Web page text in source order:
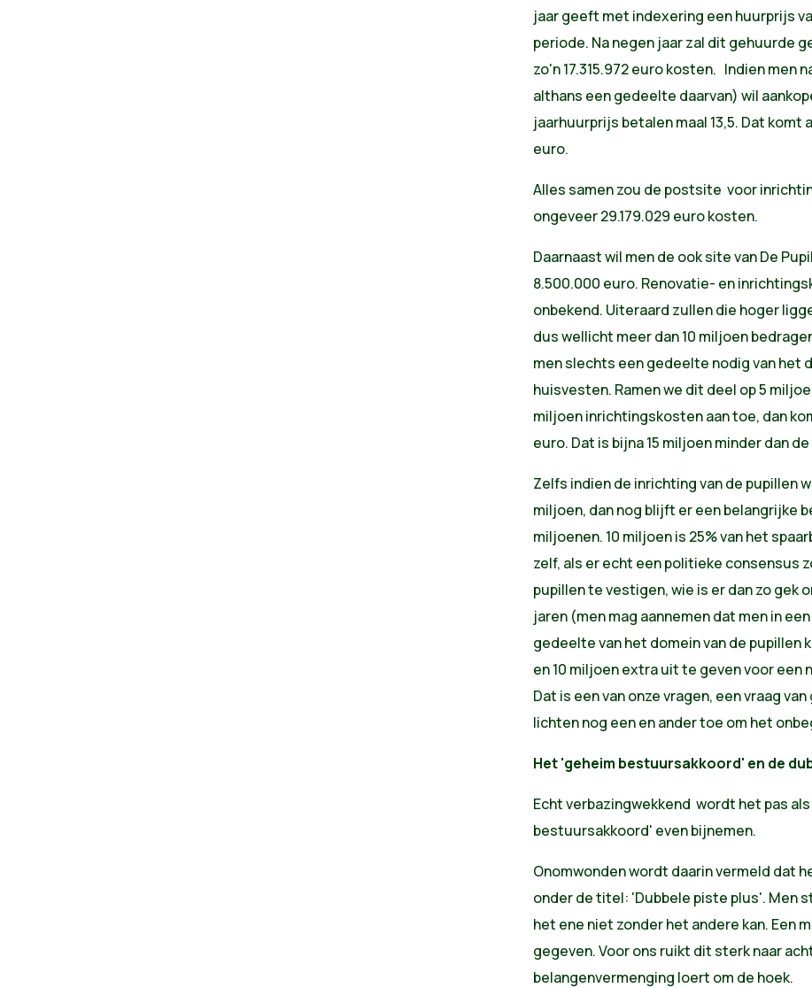
jaar geeft met indexering een huurprijs
periode. Na negen jaar zal dit gehuurde
zo'n 17.315.972 euro kosten. Indien men
althans een gedeelte daarvan) wil
jaarhuurprijs betalen maal 13,5. Dat komt
euro.
Alles samen zou de postsite voor
ongeveer 29.179.029 euro kosten.
Daarnaast wil men de ook site van De
8.500.000 euro. Renovatie- en
onbekend. Uiteraard zullen die hoger
dus wellicht meer dan 10 miljoen
men slechts een gedeelte nodig van het
huisvesten. Ramen we dit deel op 5
miljoen inrichtingskosten aan toe, dan
euro. Dat is bijna 15 miljoen minder dan
Zelfs indien de inrichting van de pupillen
miljoen, dan nog blijft er een belangrijke
miljoenen. 10 miljoen is 25% van het
zelf, als er echt een politieke consensus
pupillen te vestigen, wie is er dan zo gek
jaren (men mag aannemen dat men in
gedeelte van het domein van de pupillen
en 10 miljoen extra uit te geven voor
Dat is een van onze vragen, een vraag
lichten nog een en ander toe om het
Het 'geheim bestuursakkoord' en de
Echt verbazingwekkend wordt het pas
bestuursakkoord' even bijnemen.
Onomwonden wordt daarin vermeld dat
onder de titel: 'Dubbele piste plus'. Men
het ene niet zonder het andere kan. Een
gegeven. Voor ons ruikt dit sterk naar
belangenvermenging loert om de hoek.